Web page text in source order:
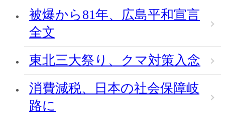
被爆から81年、広島平和宣言
全文
東北三大祭り、クマ対策入念
消費減税、日本の社会保障岐
路に